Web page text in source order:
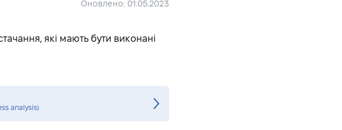
Оновлено: 01.05.2023
які мають бути виконані
analysis)